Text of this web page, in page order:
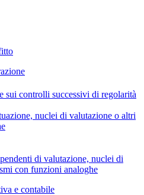
sui controlli successivi di regolarità
nuclei di valutazione o altri
di valutazione, nuclei di
con funzioni analoghe
e contabile